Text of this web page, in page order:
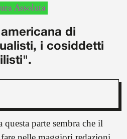
Assoluta
di
i cosiddetti
questa parte sembra che il